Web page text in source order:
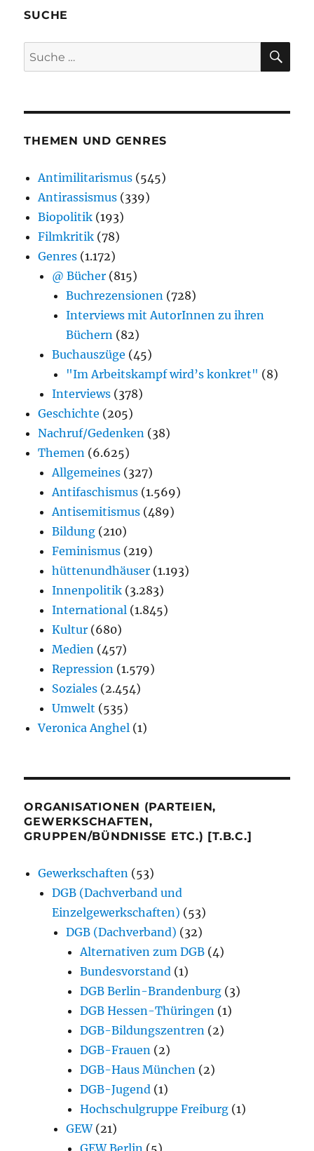
SUCHE
Suche
nach:
THEMEN UND GENRES
Antimilitarismus (545)
Antirassismus (339)
Biopolitik (193)
Filmkritik (78)
Genres (1.172)
@ Bücher (815)
Buchrezensionen (728)
Interviews mit AutorInnen zu ihren
Büchern (82)
Buchauszüge (45)
"Im Arbeitskampf wird’s konkret" (8)
Interviews (378)
Geschichte (205)
Nachruf/Gedenken (38)
Themen (6.625)
Allgemeines (327)
Antifaschismus (1.569)
Antisemitismus (489)
Bildung (210)
Feminismus (219)
hüttenundhäuser (1.193)
Innenpolitik (3.283)
International (1.845)
Kultur (680)
Medien (457)
Repression (1.579)
Soziales (2.454)
Umwelt (535)
Veronica Anghel (1)
ORGANISATIONEN (PARTEIEN,
GEWERKSCHAFTEN,
GRUPPEN/BÜNDNISSE ETC.) [T.B.C.]
Gewerkschaften (53)
DGB (Dachverband und
Einzelgewerkschaften) (53)
DGB (Dachverband) (32)
Alternativen zum DGB (4)
Bundesvorstand (1)
DGB Berlin-Brandenburg (3)
DGB Hessen-Thüringen (1)
DGB-Bildungszentren (2)
DGB-Frauen (2)
DGB-Haus München (2)
DGB-Jugend (1)
Hochschulgruppe Freiburg (1)
GEW(21)